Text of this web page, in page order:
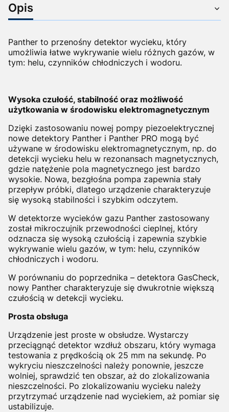
Opis
Panther to przenośny detektor wycieku, który
umożliwia łatwe wykrywanie wielu różnych gazów, w
tym: helu, czynników chłodniczych i wodoru.
Wysoka czułość, stabilność oraz możliwość
użytkowania w środowisku elektromagnetycznym
Dzięki zastosowaniu nowej pompy piezoelektrycznej
nowe detektory Panther i Panther PRO mogą być
używane w środowisku elektromagnetycznym, np. do
detekcji wycieku helu w rezonansach magnetycznych,
gdzie natężenie pola magnetycznego jest bardzo
wysokie. Nowa, bezgłośna pompa zapewnia stały
przepływ próbki, dlatego urządzenie charakteryzuje
się wysoką stabilności i szybkim odczytem.
W detektorze wycieków gazu Panther zastosowany
został mikroczujnik przewodności cieplnej, który
odznacza się wysoką czułością i zapewnia szybkie
wykrywanie wielu gazów, w tym: helu, czynników
chłodniczych i wodoru.
W porównaniu do poprzednika – detektora GasCheck,
nowy Panther charakteryzuje się dwukrotnie większą
czułością w detekcji wycieku.
Prosta obsługa
Urządzenie jest proste w obsłudze. Wystarczy
przeciągnąć detektor wzdłuż obszaru, który wymaga
testowania z prędkością ok 25 mm na sekundę. Po
wykryciu nieszczelności należy ponownie, jeszcze
wolniej, sprawdzić ten obszar, aż do zlokalizowania
nieszczelności. Po zlokalizowaniu wycieku należy
przytrzymać urządzenie nad wyciekiem, aż pomiar się
ustabilizuje.